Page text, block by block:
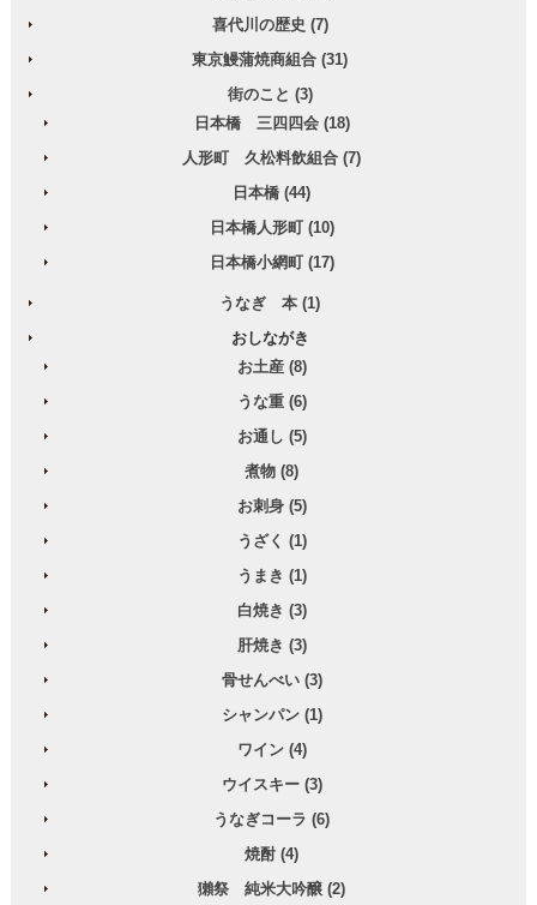
喜代川の歴史 (7)
東京鰻蒲焼商組合 (31)
街のこと (3)
日本橋 三四四会 (18)
人形町 久松料飲組合 (7)
日本橋 (44)
日本橋人形町 (10)
日本橋小網町 (17)
うなぎ 本 (1)
おしながき
お土産 (8)
うな重 (6)
お通し (5)
煮物 (8)
お刺身 (5)
うざく (1)
うまき (1)
白焼き (3)
肝焼き (3)
骨せんべい (3)
シャンパン (1)
ワイン (4)
ウイスキー (3)
うなぎコーラ (6)
焼酎 (4)
獺祭 純米大吟醸 (2)